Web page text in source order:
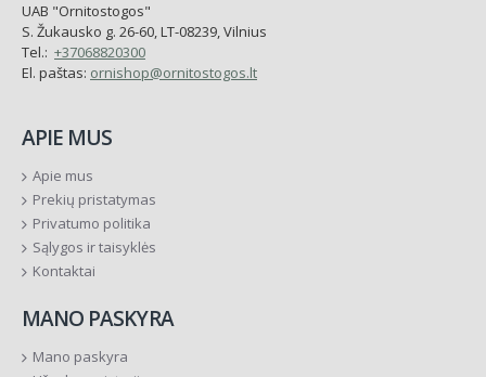
UAB "Ornitostogos"
S. Žukausko g. 26-60, LT-08239, Vilnius
Tel.: +37068820300
El. paštas: ornishop@ornitostogos.lt
APIE MUS
Apie mus
Prekių pristatymas
Privatumo politika
Sąlygos ir taisyklės
Kontaktai
MANO PASKYRA
Mano paskyra